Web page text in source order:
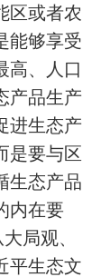
区或者农
能够享受
高、人口
产品生产
进生态产
是要与区
生态产品
内在要
局观、
平生态文